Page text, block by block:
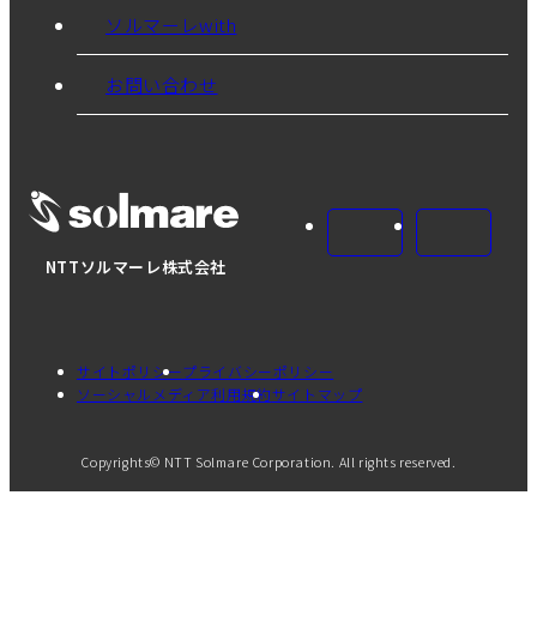
NTTソルマーレ株式会社
ソルマーレwith
お問い合わせ
サイトポリシープライバシーポリシー
ソーシャルメディア利用規約サイトマップ
Copyrights© NTT Solmare Corporation. All rights reserved.